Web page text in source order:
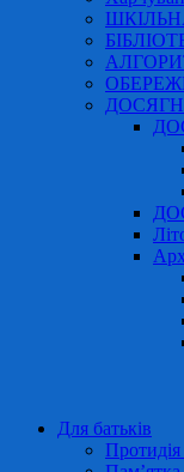
Для батьків
Протидія